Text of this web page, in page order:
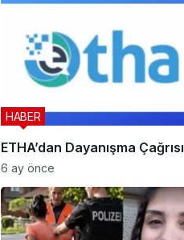
ETHA’dan Dayanışma Çağrısı
HABER
6 ay önce